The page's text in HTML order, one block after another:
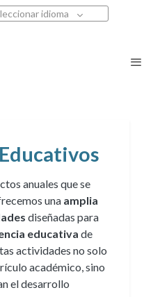
idioma
anuales que se
una amplia
diseñadas para
educativa de
actividades no solo
académico, sino
el desarrollo